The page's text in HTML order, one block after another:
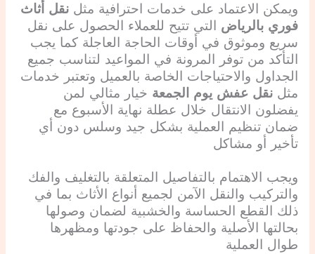
ويمكن الاعتماد على خدمات احترافية مثل نقل أثاث
فوري بالرياض التي تتيح للعملاء الحصول على نقل
سريع وموثوق في أوقات الحاجة العاجلة كما يجب
التأكد من توفر المرونة في المواعيد لتناسب جميع
الجداول والاحتياجات الخاصة بالعميل وتعتبر خدمات
مثل نقل عفش يوم الجمعة خيار مثالي لمن
يفضلون الانتقال خلال عطلة نهاية الأسبوع مع
ضمان تنظيم العملية بشكل جيد وسلس دون أي
تأخير أو مشاكل
ويجب الاهتمام بالتفاصيل المتعلقة بالتغليف والفك
والتركيب والنقل الآمن لجميع أنواع الأثاث بما في
ذلك القطع الحساسة والخشبية لضمان وصولها
بحالتها الأصلية والحفاظ على جودتها ومظهرها
طوال العملية